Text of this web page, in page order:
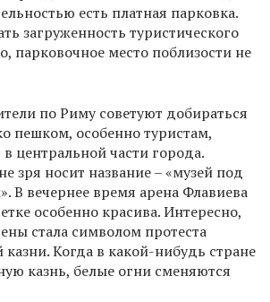
есть платная парковка.
загруженность туристического
парковочное место поблизости не
по Риму советуют добираться
пешком, особенно туристам,
центральной части города.
зря носит название – «музей под
В вечернее время арена Флавиева
особенно красива. Интересно,
стала символом протеста
Когда в какой-нибудь стране
казнь, белые огни сменяются